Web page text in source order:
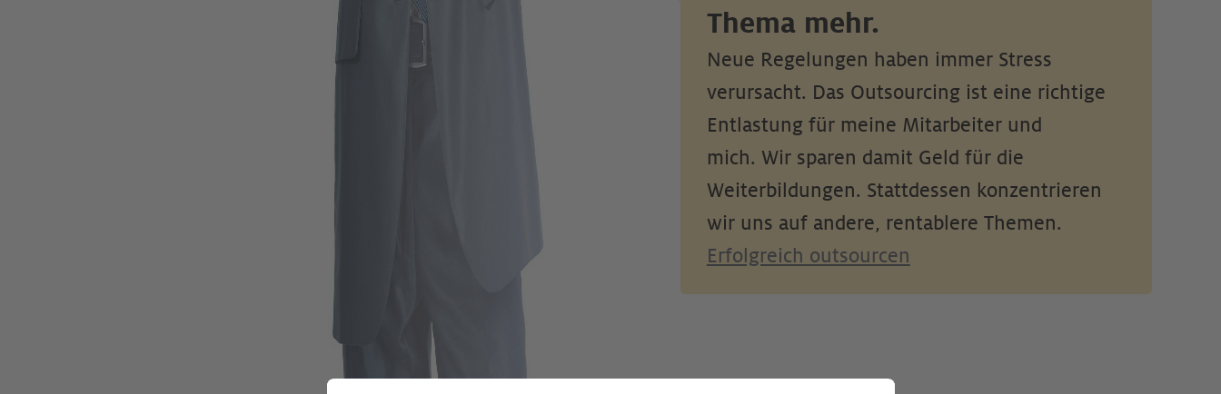
Thema mehr.
Neue Regelungen haben immer Stress
verursacht. Das Outsourcing ist eine richtige
Entlastung für meine Mit­ar­bei­ter und
mich. Wir sparen damit Geld für die
Weiterbildungen. Stattdessen konzentrieren
wir uns auf andere, rentablere Themen.
Erfolgreich outsourcen